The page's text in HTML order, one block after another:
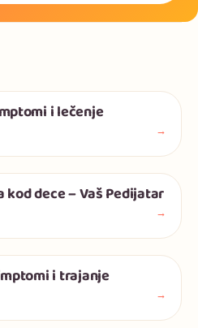
i lečenje
→
dece – Vaš Pedijatar
→
i trajanje
→